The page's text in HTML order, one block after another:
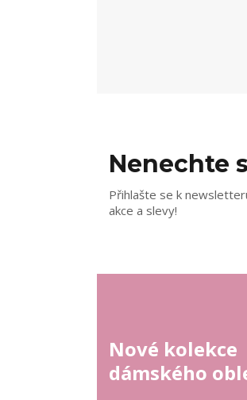
Nenechte
Přihlašte se k
akce a slevy!
Nové kolekce
dámského